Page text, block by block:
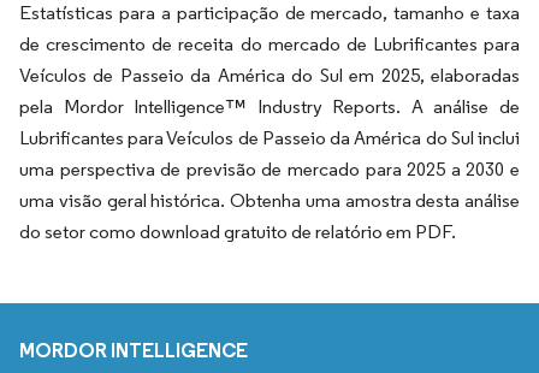
Estatísticas para a participação de mercado, tamanho e taxa
de crescimento de receita do mercado de Lubrificantes para
Veículos de Passeio da América do Sul em 2025, elaboradas
pela Mordor Intelligence™ Industry Reports. A análise de
Lubrificantes para Veículos de Passeio da América do Sul inclui
uma perspectiva de previsão de mercado para 2025 a 2030 e
uma visão geral histórica. Obtenha uma amostra desta análise
do setor como download gratuito de relatório em PDF.
MORDOR INTELLIGENCE